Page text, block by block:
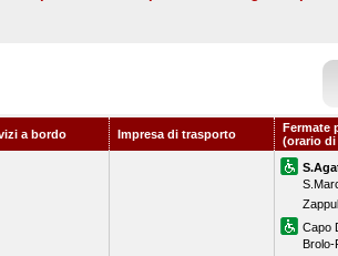
a bordo Impresa di trasporto
Fermate
(orario di
Capo